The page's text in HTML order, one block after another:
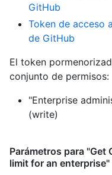
GitHub
Token de acceso
de GitHub
El token
conjunto de permisos:
"Enterprise
(write)
Parámetros para
limit for an enterprise"